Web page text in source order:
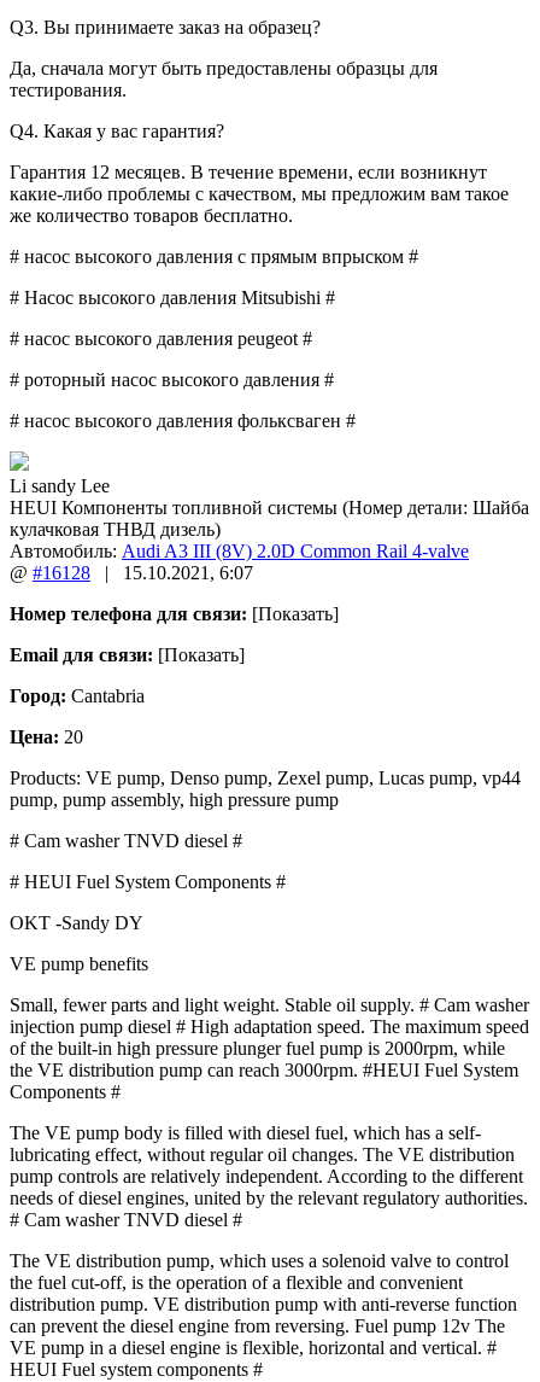
Q3. Вы принимаете заказ на образец?
Да, сначала могут быть предоставлены образцы для
тестирования.
Q4. Какая у вас гарантия?
Гарантия 12 месяцев. В течение времени, если возникнут
какие-либо проблемы с качеством, мы предложим вам такое
же количество товаров бесплатно.
# насос высокого давления с прямым впрыском #
# Насос высокого давления Mitsubishi #
# насос высокого давления peugeot #
# роторный насос высокого давления #
# насос высокого давления фольксваген #
Li sandy Lee
HEUI Компоненты топливной системы (Номер детали: Шайба
кулачковая ТНВД дизель)
Автомобиль: Audi A3 III (8V) 2.0D Common Rail 4-valve
@ #16128 | 15.10.2021 , 6:07
Номер телефона для связи: [Показать]
Email для связи: [Показать]
Город: Cantabria
Цена: 20
Products: VE pump, Denso pump, Zexel pump, Lucas pump, vp44
pump, pump assembly, high pressure pump
# Cam washer TNVD diesel #
# HEUI Fuel System Components #
OKT -Sandy DY
VE pump benefits
Small, fewer parts and light weight. Stable oil supply. # Cam washer
injection pump diesel # High adaptation speed. The maximum speed
of the built-in high pressure plunger fuel pump is 2000rpm, while
the VE distribution pump can reach 3000rpm. #HEUI Fuel System
Components #
The VE pump body is filled with diesel fuel, which has a self-
lubricating effect, without regular oil changes. The VE distribution
pump controls are relatively independent. According to the different
needs of diesel engines, united by the relevant regulatory authorities.
# Cam washer TNVD diesel #
The VE distribution pump, which uses a solenoid valve to control
the fuel cut-off, is the operation of a flexible and convenient
distribution pump. VE distribution pump with anti-reverse function
can prevent the diesel engine from reversing. Fuel pump 12v The
VE pump in a diesel engine is flexible, horizontal and vertical. #
HEUI Fuel system components #